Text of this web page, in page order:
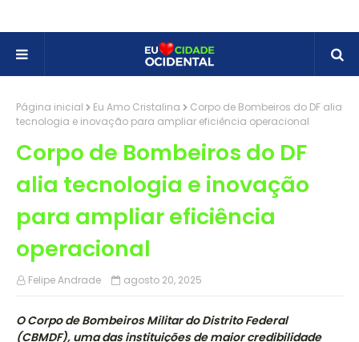
Página inicial Eu Amo Cristalina
Corpo de Bombeiros do DF alia
tecnologia e inovação para ampliar eficiência operacional
Corpo de Bombeiros do DF
alia tecnologia e inovação
para ampliar eficiência
operacional
Felipe Andrade agosto 20, 2025
O Corpo de Bombeiros Militar do Distrito Federal
(CBMDF), uma das instituições de maior credibilidade